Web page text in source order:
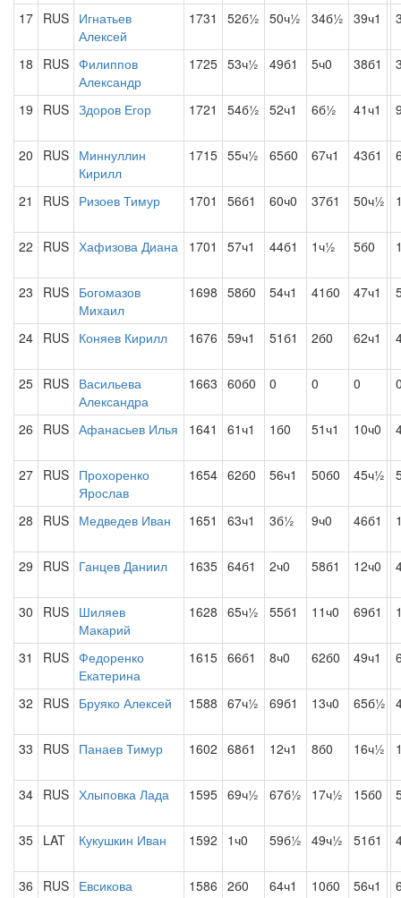
17 RUS Игнатьев
Алексей
1731 52б½ 50ч½ 34б½ 39ч1
18 RUS Филиппов
Александр
1725 53ч½ 49б1 5ч0 38б1
19 RUS Здоров Егор 1721 54б½ 52ч1 6б½ 41ч1
20 RUS Миннуллин
Кирилл
1715 55ч½ 65б0 67ч1 43б1
21 RUS Ризоев Тимур 1701 56б1 60ч0 37б1 50ч½
22 RUS Хафизова Диана 1701 57ч1 44б1 1ч½ 5б0
23 RUS Богомазов
Михаил
1698 58б0 54ч1 41б0 47ч1
24 RUS Коняев Кирилл 1676 59ч1 51б1 2б0 62ч1
25 RUS Васильева
Александра
1663 60б0 0 0 0
26 RUS Афанасьев Илья 1641 61ч1 1б0 51ч1 10ч0
27 RUS Прохоренко
Ярослав
1654 62б0 56ч1 50б0 45ч½
28 RUS Медведев Иван 1651 63ч1 3б½ 9ч0 46б1
29 RUS Ганцев Даниил 1635 64б1 2ч0 58б1 12ч0
30 RUS Шиляев
Макарий
1628 65ч½ 55б1 11ч0 69б1
31 RUS Федоренко
Екатерина
1615 66б1 8ч0 62б0 49ч1
32 RUS Бруяко Алексей 1588 67ч½ 69б1 13ч0 65б½
33 RUS Панаев Тимур 1602 68б1 12ч1 8б0 16ч½
34 RUS Хлыповка Лада 1595 69ч½ 67б½ 17ч½ 15б0
35 LAT Кукушкин Иван 1592 1ч0 59б½ 49ч½ 51б1
36 RUS Евсикова
1586 2б0 64ч1 10б0 56ч1